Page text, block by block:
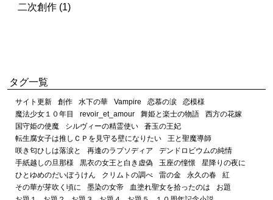
二次創作 (1)
タグ一覧
サイト更新 創作 水下の華 Vampire 恋慕の涙
恋模様
魔法少女１０年目
revoir_et_amour 舞姫と楽士の物語
西方の花嫁
国守姫の使魔
シルヴィーの精霊使い
蒼玉の王妃
転生腐女子は推しＣＰを見守る壁になりたい
王と聖魔導師
咲き匂ひしは落涙と
再逢のラプソディア
デンドロビウムの純情
手紙越しの旦那様
黒衣の女王と白き虚偽 玉座の憧憬
星降りの夜に
ひとゆめのだいぼうけん
クリムトの調べ 雷の金 永久の春
紅
その華が芽吹く頃に
墨染の女帝 血塗れ聖女を拾ったのは
お題